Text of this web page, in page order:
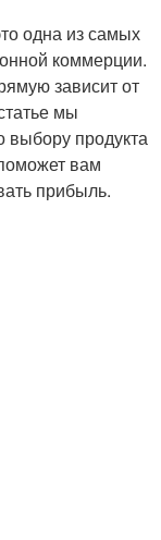
одна из самых
коммерции.
зависит от
мы
выбору продукта
вам
прибыль.